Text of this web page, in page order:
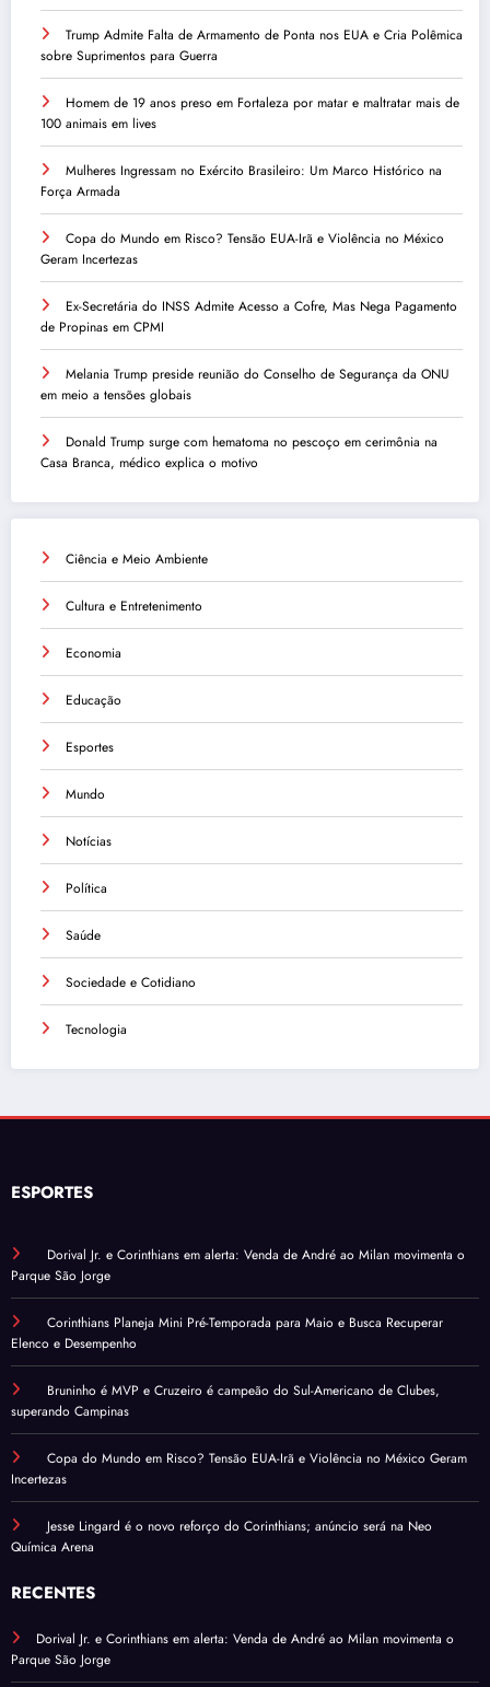
Trump Admite Falta de Armamento de Ponta nos EUA e Cria Polêmica
sobre Suprimentos para Guerra
Homem de 19 anos preso em Fortaleza por matar e maltratar mais de
100 animais em lives
Mulheres Ingressam no Exército Brasileiro: Um Marco Histórico na
Força Armada
Copa do Mundo em Risco? Tensão EUA-Irã e Violência no México
Geram Incertezas
Ex-Secretária do INSS Admite Acesso a Cofre, Mas Nega Pagamento
de Propinas em CPMI
Melania Trump preside reunião do Conselho de Segurança da ONU
em meio a tensões globais
Donald Trump surge com hematoma no pescoço em cerimônia na
Casa Branca, médico explica o motivo
Ciência e Meio Ambiente
Cultura e Entretenimento
Economia
Educação
Esportes
Mundo
Notícias
Política
Saúde
Sociedade e Cotidiano
Tecnologia
ESPORTES
Dorival Jr. e Corinthians em alerta: Venda de André ao Milan movimenta o
Parque São Jorge
Corinthians Planeja Mini Pré-Temporada para Maio e Busca Recuperar
Elenco e Desempenho
Bruninho é MVP e Cruzeiro é campeão do Sul-Americano de Clubes,
superando Campinas
Copa do Mundo em Risco? Tensão EUA-Irã e Violência no México Geram
Incertezas
Jesse Lingard é o novo reforço do Corinthians; anúncio será na Neo
Química Arena
RECENTES
Dorival Jr. e Corinthians em alerta: Venda de André ao Milan movimenta o
Parque São Jorge